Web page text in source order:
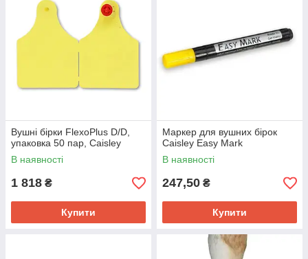
Вушні бірки FlexoPlus D/D,
упаковка 50 пар, Caisley
В наявності
1 818 ₴
Купити
Маркер для вушних бірок
Caisley Easy Mark
В наявності
247,50 ₴
Купити